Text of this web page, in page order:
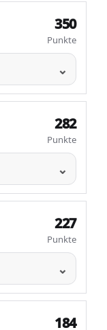
350
Punkte
282
Punkte
227
Punkte
184